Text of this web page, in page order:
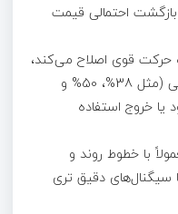
احتمالی قیمت
قوی اصلاح می‌کند،
تریدرها از نسبت‌های معروف فیبوناچی (مثل 38%، 50% و
یا خروج استفاده
با خطوط روند و
سیگنال‌های دقیق‌ تری